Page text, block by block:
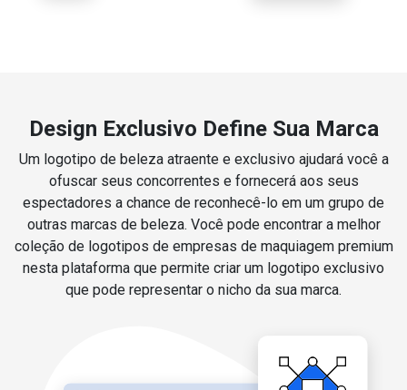
Design Exclusivo Define Sua Marca
Um logotipo de beleza atraente e exclusivo ajudará você a
ofuscar seus concorrentes e fornecerá aos seus
espectadores a chance de reconhecê-lo em um grupo de
outras marcas de beleza. Você pode encontrar a melhor
coleção de logotipos de empresas de maquiagem premium
nesta plataforma que permite criar um logotipo exclusivo
que pode representar o nicho da sua marca.